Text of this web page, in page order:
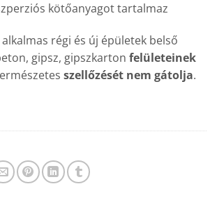
kötőanyagot tartalmaz
régi és új épületek belső
gipsz, gipszkarton felületeinek
szellőzését nem gátolja.